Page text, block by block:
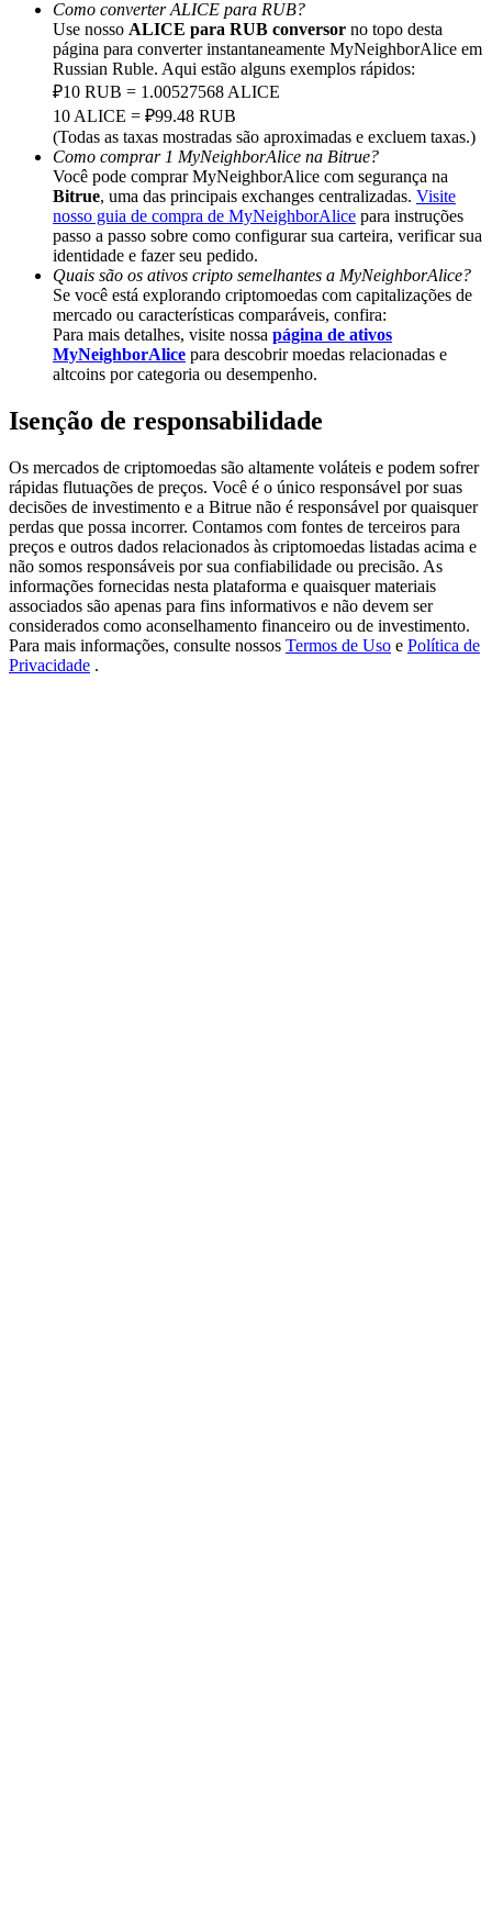
Deposit & Trade BTC to Share 25000 USDT prize pool!
Deposit CASHCAT & Win
Share 500000 CASHCAT prize pool
Exclusive for BitMart Users
Register & Trade to Win 500,000 USDT
Precious Metals Trading Carnival
USDT New User Exclusive 10% APR
USDT Flexible Staking | Daily Rewards
BTC New User Exclusive: 6.5% APR
BTC Flexible Staking | Daily Rewards
Como converter ALICE para RUB?
Use nosso ALICE para RUB conversor no topo desta
página para converter instantaneamente MyNeighborAlice em
Russian Ruble. Aqui estão alguns exemplos rápidos:
₽10 RUB = 1.00527568 ALICE
10 ALICE = ₽99.48 RUB
(Todas as taxas mostradas são aproximadas e excluem taxas.)
Como comprar 1 MyNeighborAlice na Bitrue?
Você pode comprar MyNeighborAlice com segurança na
Bitrue, uma das principais exchanges centralizadas. Visite
nosso guia de compra de MyNeighborAlice para instruções
passo a passo sobre como configurar sua carteira, verificar sua
identidade e fazer seu pedido.
Quais são os ativos cripto semelhantes a MyNeighborAlice?
Se você está explorando criptomoedas com capitalizações de
mercado ou características comparáveis, confira:
Para mais detalhes, visite nossa página de ativos
MyNeighborAlice para descobrir moedas relacionadas e
altcoins por categoria ou desempenho.
Isenção de responsabilidade
Os mercados de criptomoedas são altamente voláteis e podem sofrer
rápidas flutuações de preços. Você é o único responsável por suas
decisões de investimento e a Bitrue não é responsável por quaisquer
perdas que possa incorrer. Contamos com fontes de terceiros para
preços e outros dados relacionados às criptomoedas listadas acima e
não somos responsáveis por sua confiabilidade ou precisão. As
informações fornecidas nesta plataforma e quaisquer materiais
associados são apenas para fins informativos e não devem ser
considerados como aconselhamento financeiro ou de investimento.
Para mais informações, consulte nossos Termos de Uso e Política de
Privacidade .